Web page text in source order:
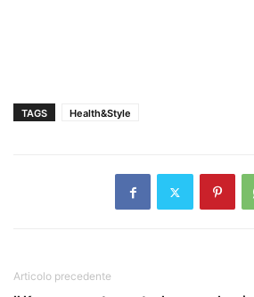
TAGS Health&Style
Articolo precedente